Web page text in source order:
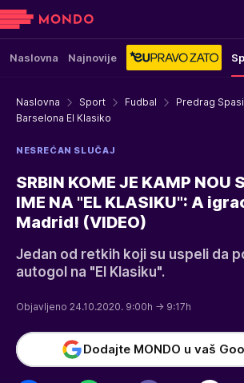
Naslovna Najnovije
Naslovna Sport Fudbal
Predrag
Barselona El Klasiko
NESREĆAN SLUČAJ
SRBIN KOME JE KAMP NOU
IME NA "EL KLASIKU": A
Madrid! (VIDEO)
Jedan od retkih koji su uspeli da
autogol na "El Klasiku".
Objavljeno 24.10.2020. 9:00h → 9:17h
Dodajte MONDO u vaš